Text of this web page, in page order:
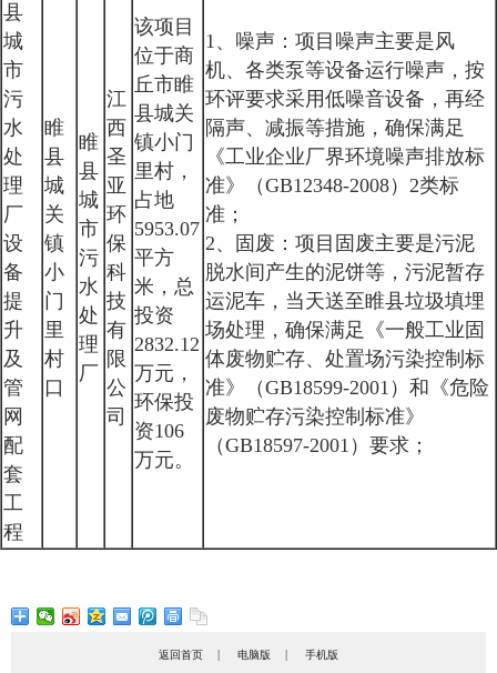
县
城
市
污
水
处
理
厂
设
备
提
升
及
管
网
配
套
工
程
睢
县
城
关
镇
小
门
里
村
口
睢
县
城
市
污
水
处
理
厂
江
西
圣
亚
环
保
科
技
有
限
公
司
该项目
位于商
丘市睢
县城关
镇小门
里村，
占地
5953.07
平方
米，总
投资
2832.12
万元，
环保投
资106
万元。
1、噪声：项目噪声主要是风
机、各类泵等设备运行噪声，按
环评要求采用低噪音设备，再经
隔声、减振等措施，确保满足
《工业企业厂界环境噪声排放标
准》（GB12348-2008）2类标
准；
2、固废：项目固废主要是污泥
脱水间产生的泥饼等，污泥暂存
运泥车，当天送至睢县垃圾填埋
场处理，确保满足《一般工业固
体废物贮存、处置场污染控制标
准》（GB18599-2001）和《危险
废物贮存污染控制标准》
（GB18597-2001）要求；
返回首页 | 电脑版 | 手机版